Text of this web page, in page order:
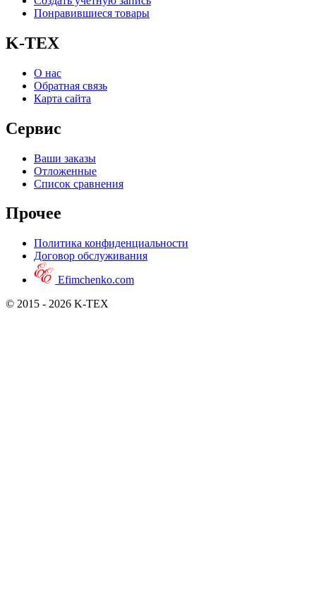
Понравившиеся товары
K-TEX
О нас
Обратная связь
Карта сайта
Сервис
Ваши заказы
Отложенные
Список сравнения
Прочее
Политика конфиденциальности
Договор обслуживания
Efimchenko.com
© 2015 - 2026 K-TEX